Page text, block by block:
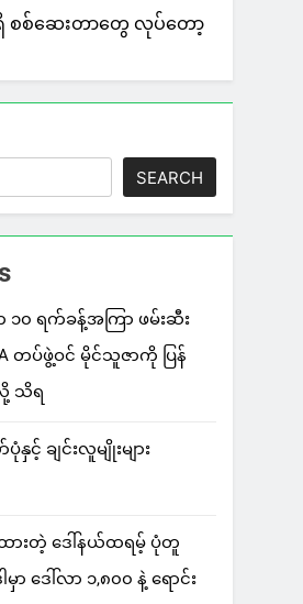
စစ်ဆေးတာတွေ လုပ်တော့
SEARCH
၁၀ ရက်ခန့်အကြာ ဖမ်းဆီး
တပ်ဖွဲ့ဝင် မိုင်သူဇာကို ပြန်
သိရ
နှင့် ချင်းလူမျိုးများ
ဆွဲထားတဲ့ ဒေါ်နယ်ထရမ့် ပုံတူ
မှာ ဒေါ်လာ ၁,၈၀၀ နဲ့ ရောင်း